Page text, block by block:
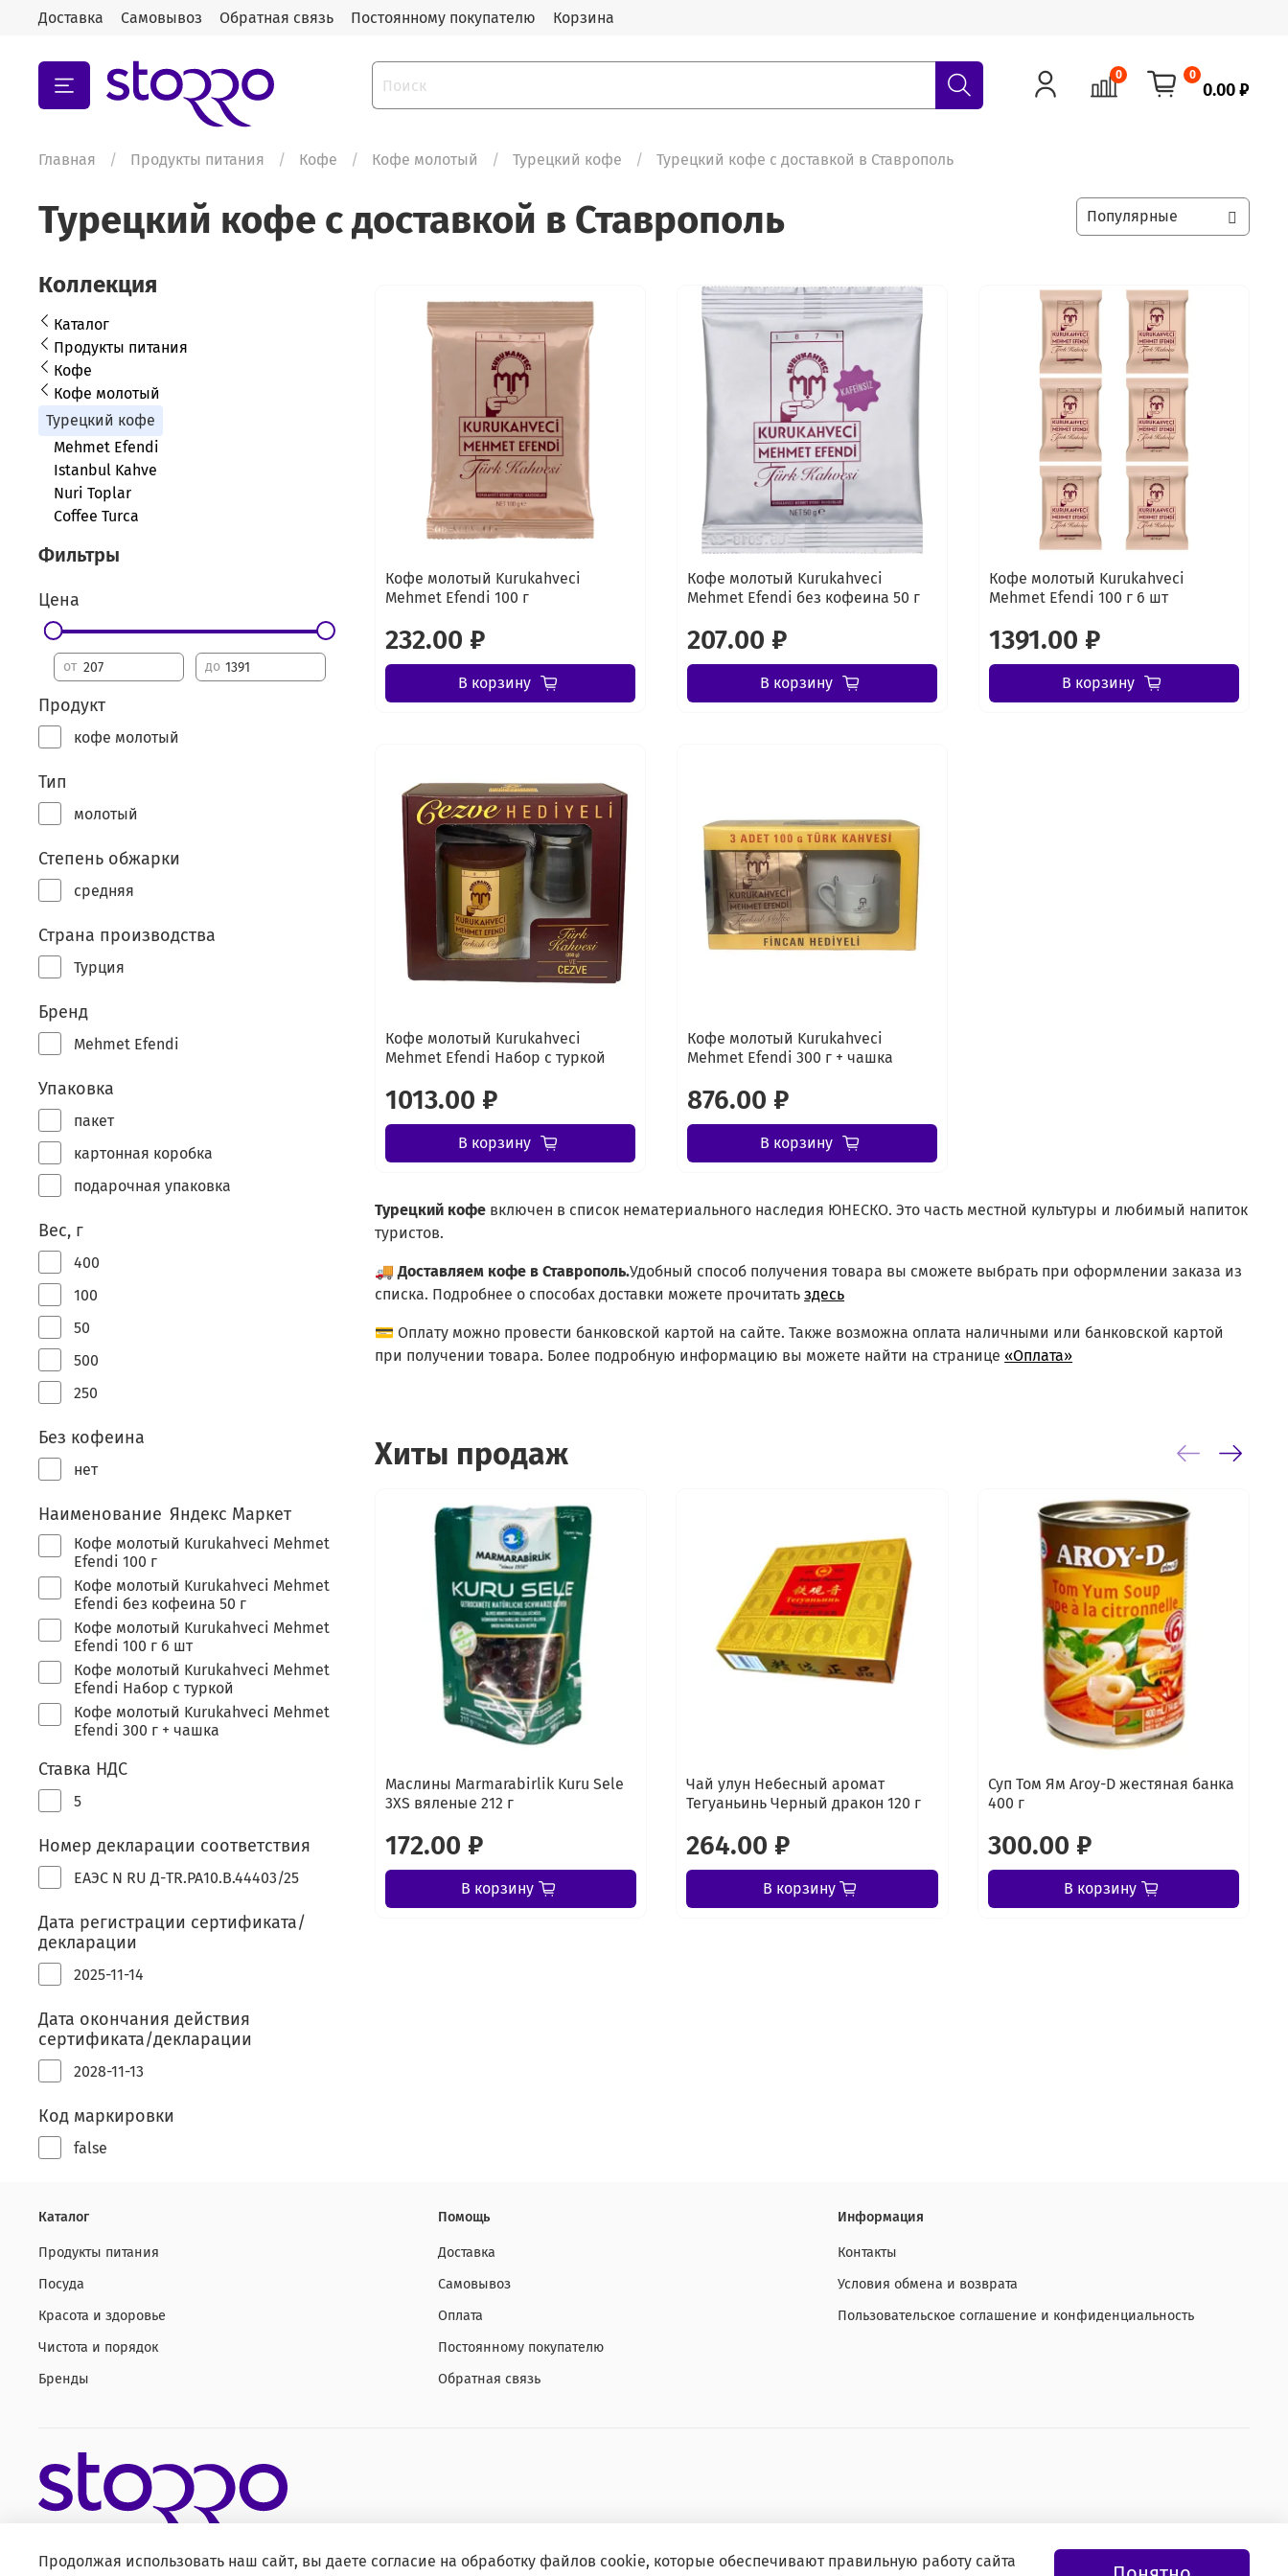
Доставка Самовывоз Обратная связь Постоянному покупателю Корзина
0 0
0.00 ₽
Главная Продукты питания Кофе Кофе молотый Турецкий кофе Турецкий кофе с доставкой в Ставрополь
Турецкий кофе с доставкой в Ставрополь
Кофе молотый Kurukahveci
Mehmet Efendi 100 г
232.00 ₽
В корзину
Кофе молотый Kurukahveci
Mehmet Efendi без кофеина 50 г
207.00 ₽
В корзину
Кофе молотый Kurukahveci
Mehmet Efendi 100 г 6 шт
1391.00 ₽
В корзину
Кофе молотый Kurukahveci
Mehmet Efendi Набор с туркой
1013.00 ₽
В корзину
Кофе молотый Kurukahveci
Mehmet Efendi 300 г + чашка
876.00 ₽
В корзину
Турецкий кофе включен в список нематериального наследия ЮНЕСКО. Это часть местной культуры и любимый напиток
туристов.
🚚Доставляем кофе в Ставрополь.Удобный способ получения товара вы сможете выбрать при оформлении заказа из
списка. Подробнее о способах доставки можете прочитатьздесь
💳 Оплату можно провести банковской картой на сайте. Также возможна оплата наличными или банковской картой
при получении товара. Более подробную информацию вы можете найти на странице«Оплата»
Хиты продаж
Маслины Marmarabirlik Kuru Sele
3XS вяленые 212 г
172.00 ₽
В корзину
Чай улун Небесный аромат
Тегуаньинь Черный дракон 120 г
264.00 ₽
В корзину
Суп Том Ям Aroy-D жестяная банка
400 г
300.00 ₽
В корзину
Коллекция
Каталог
Продукты питания
Кофе
Кофе молотый
Турецкий кофе
Mehmet Efendi
Istanbul Kahve
Nuri Toplar
Coffee Turca
Фильтры
Цена
от до
Продукт
кофе молотый
Тип
молотый
Степень обжарки
средняя
Страна производства
Турция
Бренд
Mehmet Efendi
Упаковка
пакет
картонная коробка
подарочная упаковка
Вес, г
400
100
50
500
250
Без кофеина
нет
Наименование Яндекс Маркет
Кофе молотый Kurukahveci Mehmet
Efendi 100 г
Кофе молотый Kurukahveci Mehmet
Efendi без кофеина 50 г
Кофе молотый Kurukahveci Mehmet
Efendi 100 г 6 шт
Кофе молотый Kurukahveci Mehmet
Efendi Набор с туркой
Кофе молотый Kurukahveci Mehmet
Efendi 300 г + чашка
Ставка НДС
5
Номер декларации соответствия
ЕАЭС N RU Д-TR.РА10.В.44403/25
Дата регистрации сертификата/
декларации
2025-11-14
Дата окончания действия
сертификата/декларации
2028-11-13
Код маркировки
false
Каталог
Продукты питания
Посуда
Красота и здоровье
Чистота и порядок
Бренды
Помощь
Доставка
Самовывоз
Оплата
Постоянному покупателю
Обратная связь
Информация
Контакты
Условия обмена и возврата
Пользовательское соглашение и конфиденциальность
Продолжая использовать наш сайт, вы даете согласие на обработку файлов cookie, которые обеспечивают правильную работу сайта